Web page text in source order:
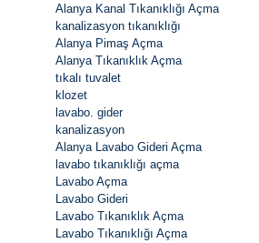
Alanya Kanal Tıkanıklığı Açma
kanalizasyon tıkanıklığı
Alanya Pimaş Açma
Alanya Tıkanıklık Açma
tıkalı tuvalet
klozet
lavabo. gider
kanalizasyon
Alanya Lavabo Gideri Açma
lavabo tıkanıklığı açma
Lavabo Açma
Lavabo Gideri
Lavabo Tıkanıklık Açma
Lavabo Tıkanıklığı Açma